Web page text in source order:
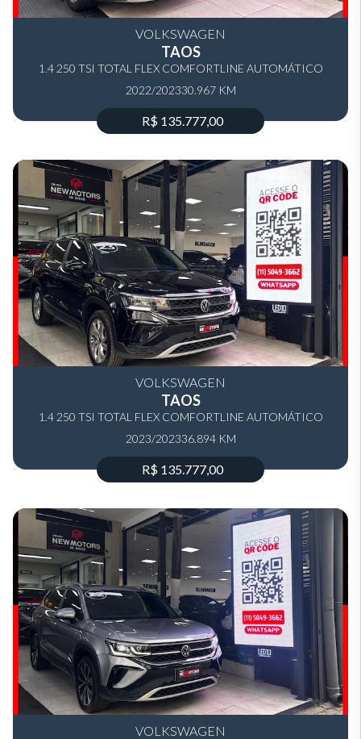
VOLKSWAGEN
TAOS
1.4 250 TSI TOTAL FLEX COMFORTLINE AUTOMÁTICO
2022/202330.967 KM
R$ 135.777,00
VOLKSWAGEN
TAOS
1.4 250 TSI TOTAL FLEX COMFORTLINE AUTOMÁTICO
2023/202336.894 KM
R$ 135.777,00
VOLKSWAGEN